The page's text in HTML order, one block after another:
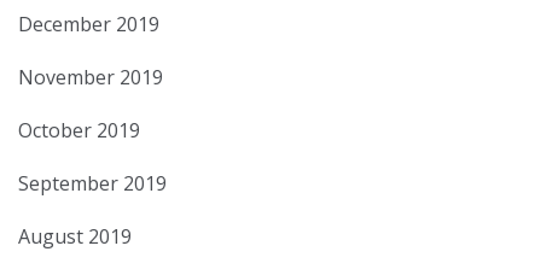
December 2019
November 2019
October 2019
September 2019
August 2019